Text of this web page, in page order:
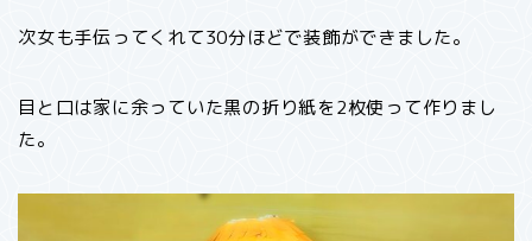
次女も手伝ってくれて30分ほどで装飾ができました。
目と口は家に余っていた黒の折り紙を2枚使って作りまし
た。